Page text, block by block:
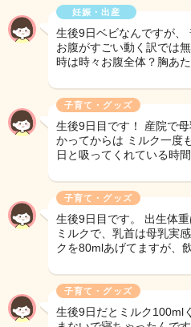
妊娠・出産
生後9日ベビなんですが、
お腹がすごい動く訳では
時は時々お腹全体？胸あ
子育て・グッズ
生後9日目です！ 産院で
かってからは ミルク一度
日と吸ってくれている時
子育て・グッズ
生後9日目です。 出生体
ミルクで、乳首は母乳実
クを80mlあげてますが、
子育て・グッズ
生後9日だとミルク100ml